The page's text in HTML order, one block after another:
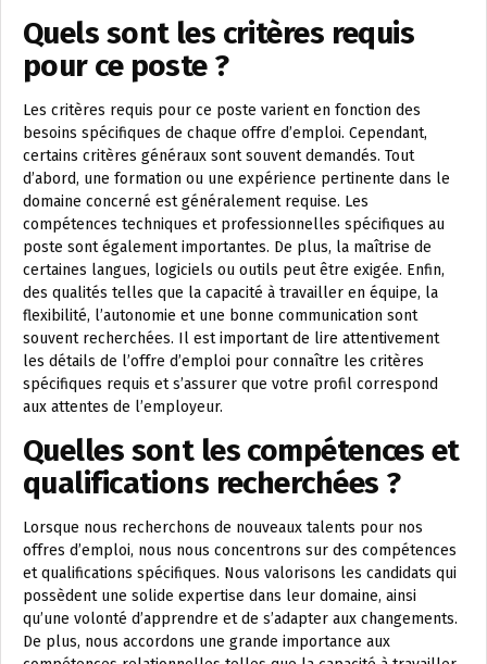
Quels sont les critères requis
pour ce poste ?
Les critères requis pour ce poste varient en fonction des
besoins spécifiques de chaque offre d’emploi. Cependant,
certains critères généraux sont souvent demandés. Tout
d’abord, une formation ou une expérience pertinente dans le
domaine concerné est généralement requise. Les
compétences techniques et professionnelles spécifiques au
poste sont également importantes. De plus, la maîtrise de
certaines langues, logiciels ou outils peut être exigée. Enfin,
des qualités telles que la capacité à travailler en équipe, la
flexibilité, l’autonomie et une bonne communication sont
souvent recherchées. Il est important de lire attentivement
les détails de l’offre d’emploi pour connaître les critères
spécifiques requis et s’assurer que votre profil correspond
aux attentes de l’employeur.
Quelles sont les compétences et
qualifications recherchées ?
Lorsque nous recherchons de nouveaux talents pour nos
offres d’emploi, nous nous concentrons sur des compétences
et qualifications spécifiques. Nous valorisons les candidats qui
possèdent une solide expertise dans leur domaine, ainsi
qu’une volonté d’apprendre et de s’adapter aux changements.
De plus, nous accordons une grande importance aux